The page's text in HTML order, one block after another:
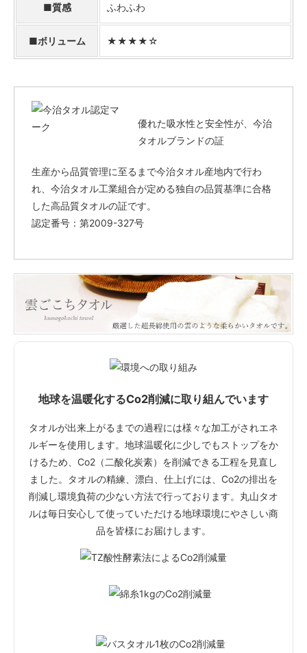
■質感 ふわふわ
■ボリューム ★★★★☆
優れた吸水性と安全性が、今治
タオルブランドの証
生産から品質管理に至るまで今治タオル産地内で行わ
れ、今治タオル工業組合が定める独自の品質基準に合格
した高品質タオルの証です。
認定番号：第2009-327号
地球を温暖化するCo2削減に取り組んでいます
タオルが出来上がるまでの過程には様々な加工がされエネ
ルギーを使用します。地球温暖化に少しでもストップをか
けるため、Co2（二酸化炭素）を削減できる工程を見直し
ました。タオルの精練、漂白、仕上げには、Co2の排出を
削減し環境負荷の少ない方法で行っております。丸山タオ
ルは毎日安心して使っていただける地球環境にやさしい商
品を皆様にお届けします。